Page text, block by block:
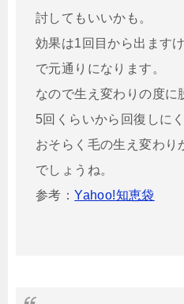
討してもいいかも。
効果は1回目から出ます
で元通りになります。
なので生え変わりの度に
5回くらいから回復しに
おそらく毛の生え変わり
でしょうね。
参考：Yahoo!知恵袋